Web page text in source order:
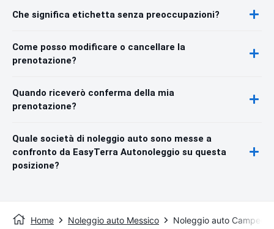
Che significa etichetta senza preoccupazioni?
Come posso modificare o cancellare la
prenotazione?
Quando riceverò conferma della mia
prenotazione?
Quale società di noleggio auto sono messe a
confronto da EasyTerra Autonoleggio su questa
posizione?
Home Noleggio auto Messico Noleggio auto